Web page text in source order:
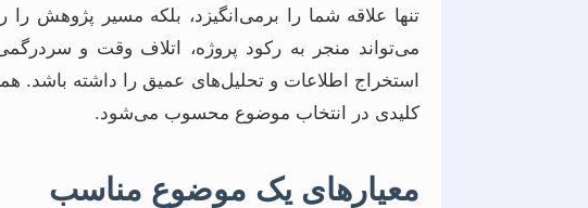
تنها علاقه شما را برمی‌انگیزد، بلکه مسیر پژوهش
می‌تواند منجر به رکود پروژه، اتلاف وقت و
استخراج اطلاعات و تحلیل‌های عمیق را داشته باشد.
کلیدی در انتخاب موضوع محسوب می‌شود.
معیارهای یک موضوع مناسب